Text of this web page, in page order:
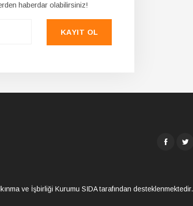
haberdar olabilirsiniz!
KAYIT OL
ve İşbirliği Kurumu SIDA tarafından desteklenmektedir.